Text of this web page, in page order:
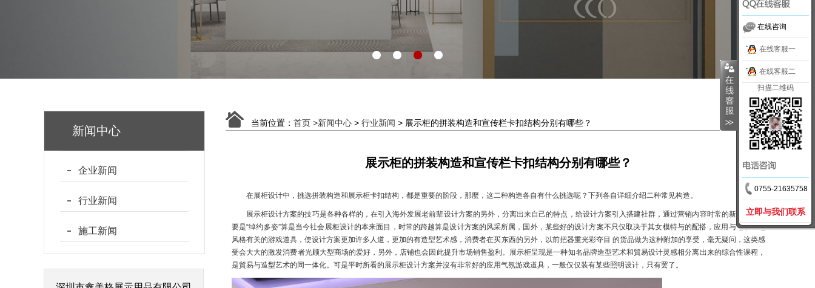
新闻中心
企业新闻
行业新闻
施工新闻
当前位置： 首页 >新闻中心 > 行业新闻 > 展示柜的拼装构造和宣传栏卡扣结构分别有哪些？
展示柜的拼装构造和宣传栏卡扣结构分别有哪些？
在展柜设计中，挑选拼装构造和展示柜卡扣结构，都是重要的阶段，那麼，这二种构造各自有什么挑选呢？下列各自详细介绍二种常见构造。
展示柜设计方案的技巧是各种各样的，在引入海外发展老前辈设计方案的另外，分离出来自己的特点，给设计方案引入搭建社群，通过营销内容时常的新奇血夜，
要是“绰约多姿”算是当今社会展柜设计的本来面目，时常的跨越算是设计方案的风采所属，国外，某些好的设计方案不只仅取决于其女模特与的配搭，应用与这季主题
风格有关的游戏道具，使设计方案更加许多人道，更加的有造型艺术感，消费者在买东西的另外，以前把器重光彩夺目 的货品做为这种附加的享受，毫无疑问，这类感
受会大大的激发消费者光顾大型商场的爱好，另外，店铺也会因此提升市场销售盈利。展示柜呈现是一种知名品牌造型艺术和貿易设计灵感相分离出来的综合性课程，
是貿易与造型艺术的同一体化。可是平时所看的展示柜设计方案并沒有非常好的应用气氛游戏道具，一般仅仅装有某些照明设计，只有罢了。
在线咨询
在线客服一
在线客服二
扫描二维码
0755-21635758
立即与我们联系